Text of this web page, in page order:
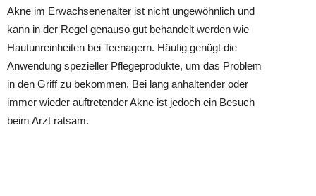
Akne im Erwachsenenalter ist nicht ungewöhnlich und
kann in der Regel genauso gut behandelt werden wie
Hautunreinheiten bei Teenagern. Häufig genügt die
Anwendung spezieller Pflegeprodukte, um das Problem
in den Griff zu bekommen. Bei lang anhaltender oder
immer wieder auftretender Akne ist jedoch ein Besuch
beim Arzt ratsam.